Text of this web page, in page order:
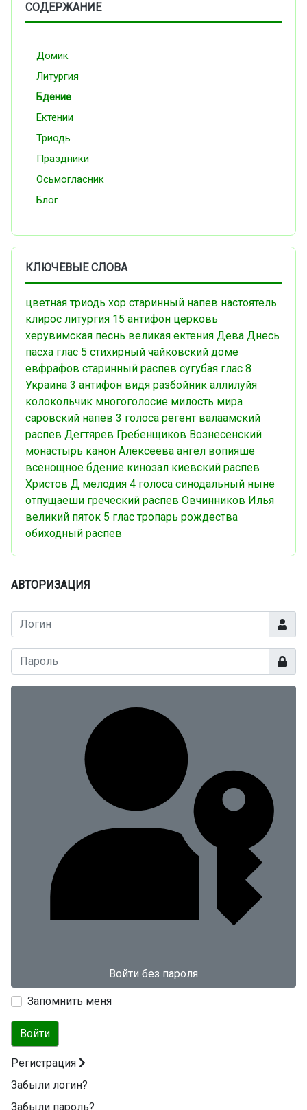
СОДЕРЖАНИЕ
Домик
Литургия
Бдение
Ектении
Триодь
Праздники
Осьмогласник
Блог
КЛЮЧЕВЫЕ СЛОВА
цветная триодь хор старинный напев настоятель
клирос литургия 15 антифон церковь
херувимская песнь великая ектения Дева Днесь
пасха глас 5 стихирный чайковский доме
евфрафов старинный распев сугубая глас 8
Украина 3 антифон видя разбойник аллилуйя
колокольчик многоголосие милость мира
саровский напев 3 голоса регент валаамский
распев Дегтярев Гребенщиков Вознесенский
монастырь канон Алексеева ангел вопияше
всенощное бдение кинозал киевский распев
Христов Д мелодия 4 голоса синодальный ныне
отпущаеши греческий распев Овчинников Илья
великий пяток 5 глас тропарь рождества
обиходный распев
АВТОРИЗАЦИЯ
Логин
Войти без пароля
Запомнить меня
Войти
Регистрация
Забыли логин?
Забыли пароль?